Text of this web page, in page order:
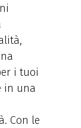
i tuoi
in una
Con le